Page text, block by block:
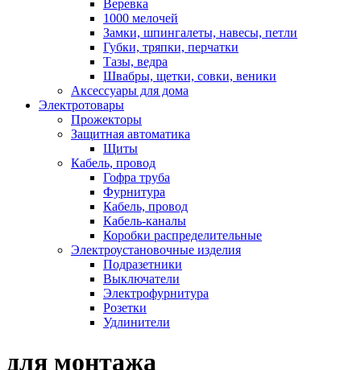
Веревка
1000 мелочей
Замки, шпингалеты, навесы, петли
Губки, тряпки, перчатки
Тазы, ведра
Швабры, щетки, совки, веники
Аксессуары для дома
Электротовары
Прожекторы
Защитная автоматика
Щиты
Кабель, провод
Гофра труба
Фурнитура
Кабель, провод
Кабель-каналы
Коробки распределительные
Электроустановочные изделия
Подразетники
Выключатели
Электрофурнитура
Розетки
Удлинители
для монтажа